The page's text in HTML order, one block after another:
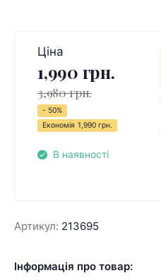
Ціна
1,990 грн.
3,980 грн.
- 50%
Економія 1,990 грн.
В наявності
Артикул: 213695
Інформація про товар: